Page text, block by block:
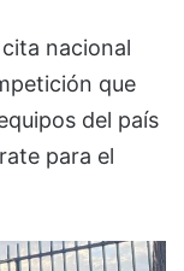
nacional
que
del país
para el